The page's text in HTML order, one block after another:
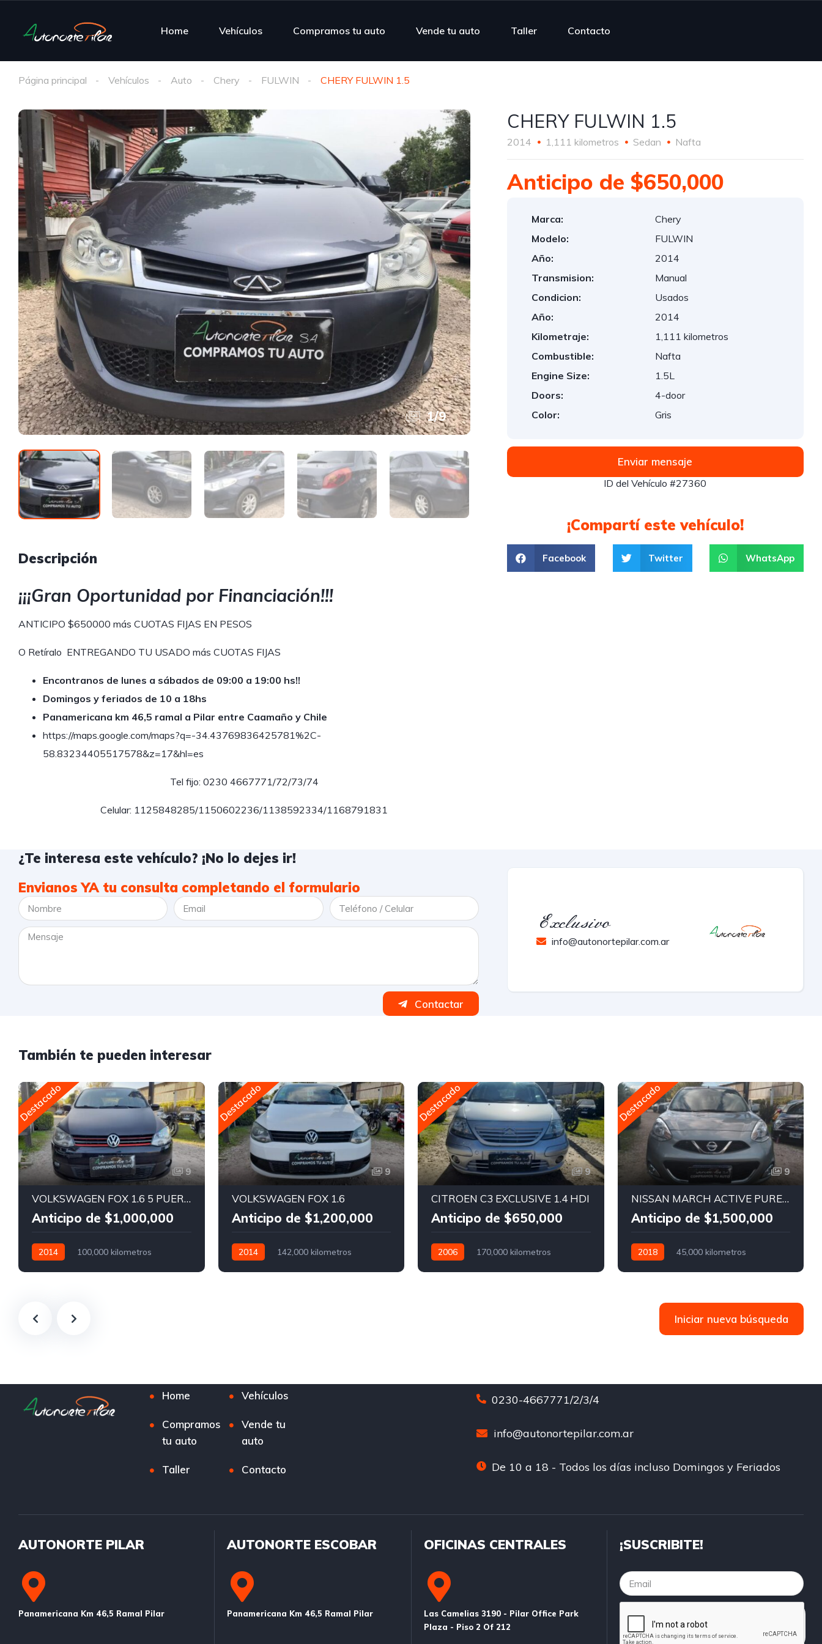
Home Vehículos Compramos tu auto Vende tu auto Taller Contacto
Página principal Vehículos Auto Chery FULWIN CHERY FULWIN 1.5
1/9
Descripción
¡¡¡Gran Oportunidad por Financiación!!!
ANTICIPO $650000 más CUOTAS FIJAS EN PESOS
O Retíralo ENTREGANDO TU USADO más CUOTAS FIJAS
Encontranos de lunes a sábados de 09:00 a 19:00 hs!!
Domingos y feriados de 10 a 18hs
Panamericana km 46,5 ramal a Pilar entre Caamaño y Chile
https://maps.google.com/maps?q=-34.43769836425781%2C-
58.83234405517578&z=17&hl=es
Tel fijo: 0230 4667771/72/73/74
Celular: 1125848285/1150602236/1138592334/1168791831
CHERY FULWIN 1.5
2014 1,111 kilometros Sedan Nafta
Anticipo de $650,000
Marca:
Chery
Modelo:
FULWIN
Año:
2014
Transmision:
Manual
Condicion:
Usados
Año:
2014
Kilometraje:
1,111 kilometros
Combustible:
Nafta
Engine Size:
1.5L
Doors:
4-door
Color:
Gris
Enviar mensaje
ID del Vehículo #27360
¡Compartí este vehículo!
Facebook Twitter WhatsApp
¿Te interesa este vehículo? ¡No lo dejes ir!
Envianos YA tu consulta completando el formulario
Contactar
Exclusivo
info@autonortepilar.com.ar
También te pueden interesar
Destacado
9
VOLKSWAGEN FOX 1.6 5 PUERTAS
Anticipo de $1,000,000
2014
100,000 kilometros
Destacado
9
VOLKSWAGEN FOX 1.6
Anticipo de $1,200,000
2014
142,000 kilometros
Destacado
9
CITROEN C3 EXCLUSIVE 1.4 HDI
Anticipo de $650,000
2006
170,000 kilometros
Destacado
9
NISSAN MARCH ACTIVE PURE DRIVE
Anticipo de $1,500,000
2018
45,000 kilometros
Iniciar nueva búsqueda
Home Vehículos
Compramos
tu auto
Vende tu
auto
Taller Contacto
0230-4667771/2/3/4
info@autonortepilar.com.ar
De 10 a 18 - Todos los días incluso Domingos y Feriados
AUTONORTE PILAR
Panamericana Km 46,5 Ramal Pilar
AUTONORTE ESCOBAR
Panamericana Km 46,5 Ramal Pilar
OFICINAS CENTRALES
Las Camelias 3190 - Pilar Office Park
Plaza - Piso 2 Of 212
¡SUSCRIBITE!